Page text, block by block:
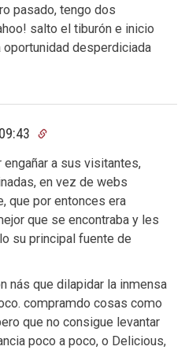
pasado, tengo dos
salto el tiburón e inicio
desperdiciada
engañar a sus visitantes,
en vez de webs
que por entonces era
que se encontraba y les
su principal fuente de
nás que dilapidar la inmensa
compramdo cosas como
que no consigue levantar
poco a poco, o Delicious,